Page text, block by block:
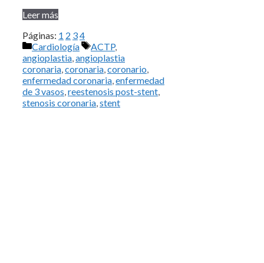
Leer más
Páginas: 1 2 34
Categorías
Cardiología Etiquetas
ACTP,
angioplastia,angioplastia
coronaria,coronaria,coronario,
enfermedad coronaria,enfermedad
de 3 vasos,reestenosis post-stent,
stenosis coronaria,stent